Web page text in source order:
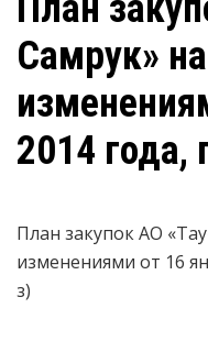
Самрук»
2014 года,
План закупок АО
изменениями от 16
з)